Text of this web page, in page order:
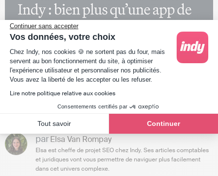
Continuer sans accepter
Vos données, votre choix
Plateforme de Gestion du Consentement :
Chez Indy, nos cookies 🍪 ne sortent pas du four, mais
servent au bon fonctionnement du site, à optimiser
l'expérience utilisateur et personnaliser nos publicités.
Vous avez la liberté de les accepter ou les refuser.
Lire notre politique relative aux cookies
Consentements certifiés par
Tout savoir Continuer
Axeptio consent
parElsa Van Rompay
Elsa est cheffe de projet SEO chez Indy. Ses articles comptables
et juridiques vont vous permettre de naviguer plus facilement
dans cet univers complexe.